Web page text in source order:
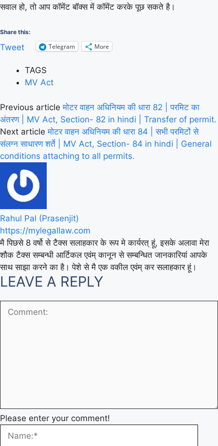
सवाल हो, तो आप कॉमेंट बॉक्स में कॉमेंट करके पूछ सकते है।
Share this:
Tweet Telegram More
TAGS
MV Act
Previous article मोटर वाहन अधिनियम की धारा 82 | परमिट का
अंतरण | MV Act, Section- 82 in hindi | Transfer of permit.
Next article मोटर वाहन अधिनियम की धारा 84 | सभी परमिटों से
संलग्न साधारण शर्ते | MV Act, Section- 84 in hindi | General
conditions attaching to all permits.
Rahul Pal (Prasenjit)
https://mylegallaw.com
मै पिछसे 8 वर्षो से टैक्स सलाहकार के रूप मे कार्यरत् हूं, इसके अलावा मेरा
शौक टैक्स सम्बन्धी आर्टिकल एवंम् कानून से सम्बन्धित जानकारियां आपके
साथ साझा करने का है। पेशे से मै एक वकील एवंम् कर सलाहकार हूं।
LEAVE A REPLY
Please enter your comment!